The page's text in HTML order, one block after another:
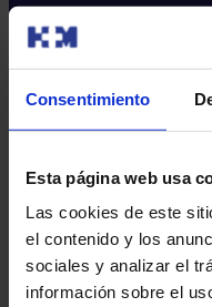
Consentimiento
Esta página web usa
Las cookies de este
el contenido y los
sociales y analizar el
información sobre el
Quiénes somos